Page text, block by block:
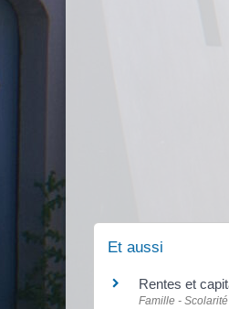
Et aussi
Rentes et
Famille - Scolarité